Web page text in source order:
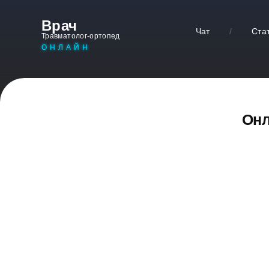
Врач
Травматолог-ортопед
ОНЛАЙН
Чат /